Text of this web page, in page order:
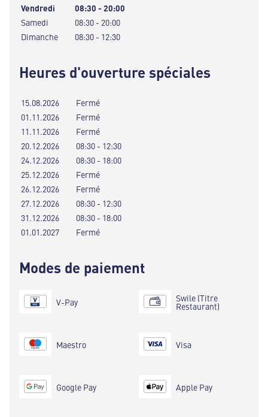
Vendredi
08:30 - 20:00
Samedi
08:30 - 20:00
Dimanche
08:30 - 12:30
Heures d'ouverture spéciales
15.08.2026
Fermé
01.11.2026
Fermé
11.11.2026
Fermé
20.12.2026
08:30 - 12:30
24.12.2026
08:30 - 18:00
25.12.2026
Fermé
26.12.2026
Fermé
27.12.2026
08:30 - 12:30
31.12.2026
08:30 - 18:00
01.01.2027
Fermé
Modes de paiement
V-Pay
Maestro
Google Pay
Swile (Titre
Restaurant)
Visa
Apple Pay